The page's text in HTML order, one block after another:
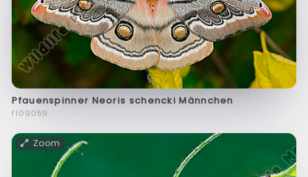
Pfauenspinner Neoris schencki Männchen
f109059
Zoom